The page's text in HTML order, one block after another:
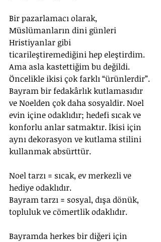
Bir pazarlamacı olarak,
Müslümanların dini günleri
Hristiyanlar gibi
ticarileştiremediğini hep eleştirdim.
Ama asla kastettiğim bu değildi.
Öncelikle ikisi çok farklı “ürünlerdir”.
Bayram bir fedakârlık kutlamasıdır
ve Noelden çok daha sosyaldir. Noel
evin içine odaklıdır; hedefi sıcak ve
konforlu anlar satmaktır. İkisi için
aynı dekorasyon ve kutlama stilini
kullanmak absürttür.
Noel tarzı = sıcak, ev merkezli ve
hediye odaklıdır.
Bayram tarzı = sosyal, dışa dönük,
topluluk ve cömertlik odaklıdır.
Bayramda herkes bir diğeri için